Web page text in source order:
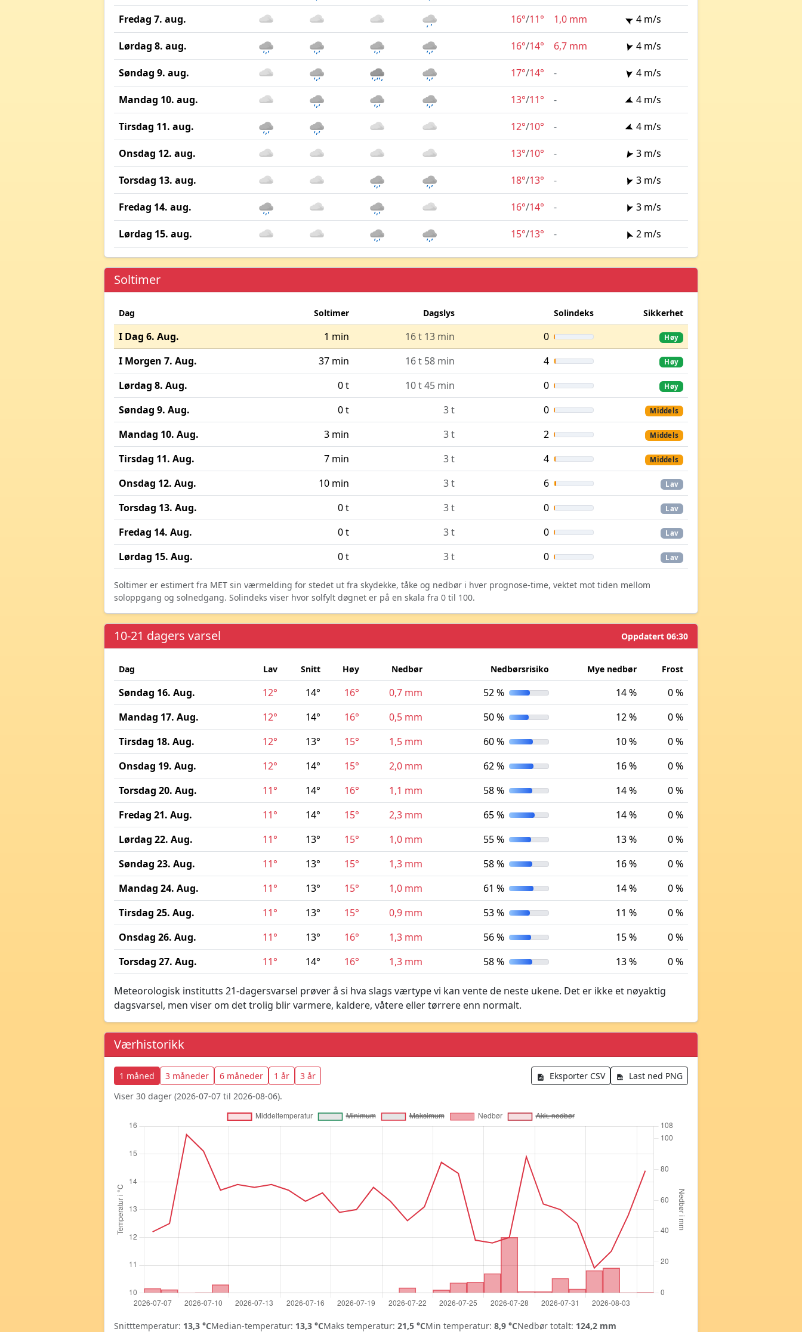
Fredag 7. aug. 16°/11° 1,0 mm 4 m/s
Lørdag 8. aug. 16°/14° 6,7 mm 4 m/s
Søndag 9. aug. 17°/14° - 4 m/s
Mandag 10. aug. 13°/11° - 4 m/s
Tirsdag 11. aug. 12°/10° - 4 m/s
Onsdag 12. aug. 13°/10° - 3 m/s
Torsdag 13. aug. 18°/13° - 3 m/s
Fredag 14. aug. 16°/14° - 3 m/s
Lørdag 15. aug. 15°/13° - 2 m/s
Soltimer
Dag Soltimer Dagslys Solindeks Sikkerhet
I Dag 6. Aug. 1 min 16 t 13 min 0 Høy
I Morgen 7. Aug. 37 min 16 t 58 min 4 Høy
Lørdag 8. Aug. 0 t 10 t 45 min 0 Høy
Søndag 9. Aug. 0 t 3 t 0 Middels
Mandag 10. Aug. 3 min 3 t 2 Middels
Tirsdag 11. Aug. 7 min 3 t 4 Middels
Onsdag 12. Aug. 10 min 3 t 6 Lav
Torsdag 13. Aug. 0 t 3 t 0 Lav
Fredag 14. Aug. 0 t 3 t 0 Lav
Lørdag 15. Aug. 0 t 3 t 0 Lav
Soltimer er estimert fra MET sin værmelding for stedet ut fra skydekke, tåke og nedbør i hver prognose-time, vektet mot tiden mellom
soloppgang og solnedgang. Solindeks viser hvor solfylt døgnet er på en skala fra 0 til 100.
10-21 dagers varsel Oppdatert 06:30
Dag Lav Snitt Høy Nedbør Nedbørsrisiko Mye nedbør Frost
Søndag 16. Aug. 12° 14° 16° 0,7 mm 52 % 14 %
0 %
Mandag 17. Aug.
12° 14° 16° 0,5 mm 50 % 12 %
0 %
Tirsdag 18. Aug.
12° 13° 15° 1,5 mm 60 % 10 %
0 %
Onsdag 19. Aug.
12° 14° 15° 2,0 mm 62 % 16 %
0 %
Torsdag 20. Aug.
11° 14° 16° 1,1 mm 58 % 14 %
0 %
Fredag 21. Aug.
11° 14° 15° 2,3 mm 65 % 14 %
0 %
Lørdag 22. Aug.
11° 13° 15° 1,0 mm 55 % 13 %
0 %
Søndag 23. Aug.
11° 13° 15° 1,3 mm 58 % 16 %
0 %
Mandag 24. Aug.
11° 13° 15° 1,0 mm 61 % 14 %
0 %
Tirsdag 25. Aug.
11° 13° 15° 0,9 mm 53 % 11 %
0 %
Onsdag 26. Aug.
11° 13° 16° 1,3 mm 56 % 15 %
0 %
Torsdag 27. Aug.
11° 14° 16° 1,3 mm 58 % 13 % 0 %
Meteorologisk institutts 21-dagersvarsel prøver å si hva slags værtype vi kan vente de neste ukene. Det er ikke et nøyaktig
dagsvarsel, men viser om det trolig blir varmere, kaldere, våtere eller tørrere enn normalt.
Værhistorikk
1 måned 3 måneder 6 måneder 1 år 3 år Eksporter CSV
Last ned PNG
Viser 30 dager (2026-07-07 til 2026-08-06).
Snitttemperatur: 13,3 °CMedian-temperatur: 13,3 °CMaks temperatur: 21,5 °CMin temperatur: 8,9 °CNedbør totalt: 124,2 mm